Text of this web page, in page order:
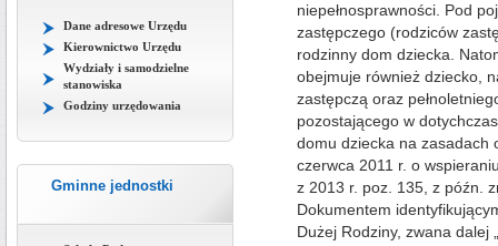
Dane adresowe Urzędu
Kierownictwo Urzędu
Wydziały i samodzielne
stanowiska
Godziny urzędowania
Gminne jednostki
niepełnosprawności. Pod
zastępczego (rodziców
rodzinny dom dziecka.
obejmuje również dziecko,
zastępczą oraz
pozostającego w
domu dziecka na zasadach
czerwca 2011 r. o
z 2013 r. poz. 135, z późn.
Dokumentem
Dużej Rodziny, zwana dalej